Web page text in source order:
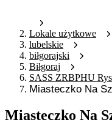
Lokale użytkowe
lubelskie
biłgorajski
Biłgoraj
SASS ZRBPHU
Miasteczko Na
Miasteczko Na